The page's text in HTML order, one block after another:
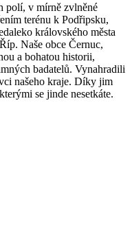
polí, v mírně zvlněné
terénu k Podřipsku,
královského města
Naše obce Černuc,
a bohatou historii,
badatelů. Vynahradili
našeho kraje. Díky jim
se jinde nesetkáte.